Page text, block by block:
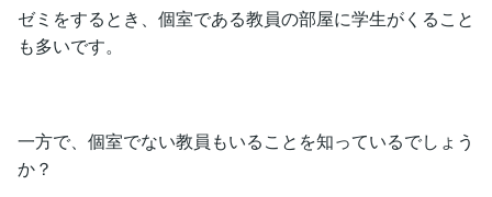
ゼミをするとき、個室である教員の部屋に学生がくること
も多いです。
一方で、個室でない教員もいることを知っているでしょう
か？